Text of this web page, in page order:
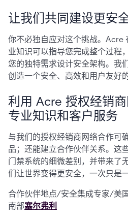
让我们共同建设更安
你不必独自应对这个挑战。Acre
业知识可以指导您完成整个过程
您的独特需求设计安全架构。我
创造一个安全、高效和用户友好
利用 Acre 授权经销
专业知识和客户服务
与我们的授权经销商网络合作可
品；还能建立合作伙伴关系。这
门禁系统的细微差别，并带来了
们让世界变得更安全，一次只是
合作伙伴地点/安全集成专家/美
南部塞尔弗利